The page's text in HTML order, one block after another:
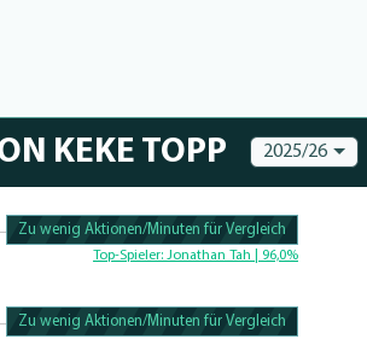
KEKE TOPP 2025/26
100.39682539683% Complete
Zu wenig Aktionen/Minuten für Vergleich
Top-Spieler: Jonathan Tah | 96,0%
100.390625% Complete
Zu wenig Aktionen/Minuten für Vergleich